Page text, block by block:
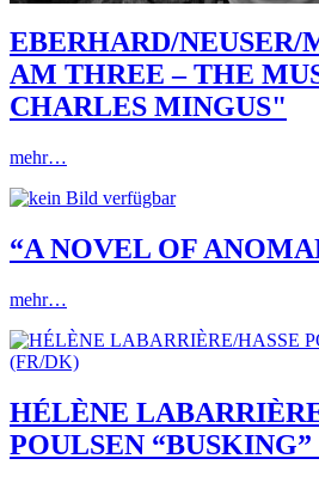
EBERHARD/
AM THREE – THE
CHARLES MINGUS"
mehr…
“A NOVEL OF
mehr…
HÉLÈNE
POULSEN